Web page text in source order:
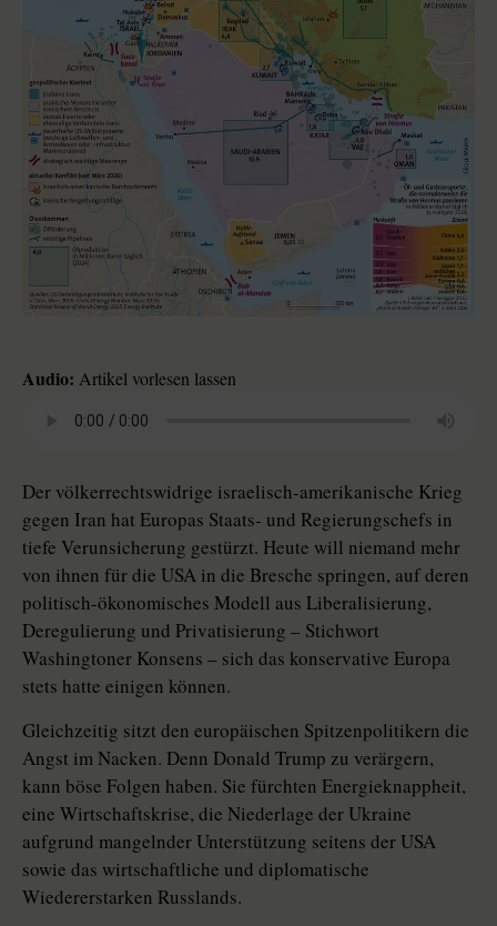
Audio: Artikel vorlesen lassen
Der völkerrechtswidrige israelisch-amerikanische Krieg
gegen Iran hat Europas Staats- und Regierungschefs in
tiefe Verunsicherung gestürzt. Heute will niemand mehr
von ihnen für die USA in die Bresche springen, auf deren
politisch-ökonomisches Modell aus Liberalisierung,
Deregulierung und Privatisierung – Stichwort
Washingtoner Konsens – sich das konservative Europa
stets hatte einigen können.
Gleichzeitig sitzt den europäischen Spitzenpolitikern die
Angst im Nacken. Denn Donald Trump zu verärgern,
kann böse Folgen haben. Sie fürchten Energieknappheit,
eine Wirtschaftskrise, die Niederlage der Ukraine
aufgrund mangelnder Unterstützung seitens der USA
sowie das wirtschaftliche und diplomatische
Wiedererstarken Russlands.